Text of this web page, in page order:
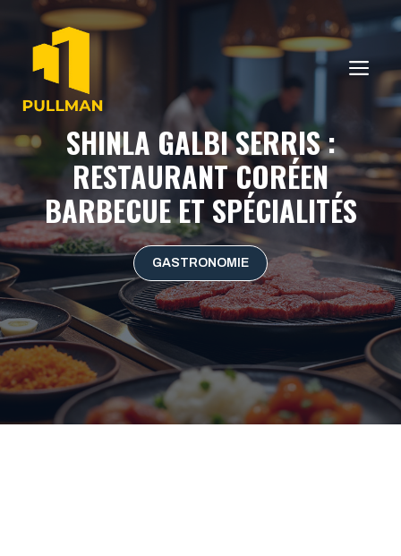
SHINLA GALBI SERRIS :
RESTAURANT CORÉEN
BARBECUE ET SPÉCIALITÉS
GASTRONOMIE